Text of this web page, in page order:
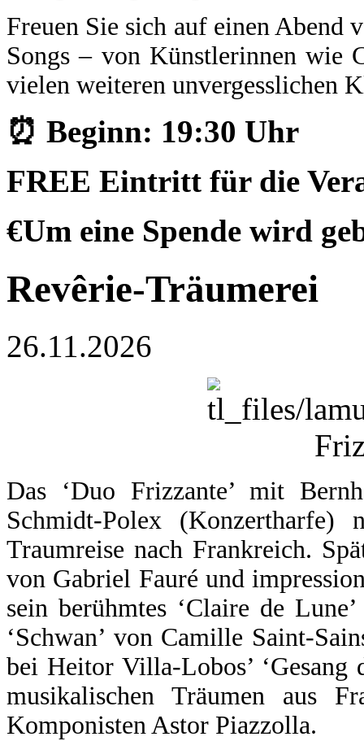
Freuen Sie sich auf einen Abend
Songs – von Künstlerinnen wie
vielen weiteren unvergesslichen
⏰ Beginn: 19:30 Uhr
FREE Eintritt für die
€Um eine Spende wird
Revêrie-Träumerei
26.11.2026
Das ‘Duo Frizzante’ mit
Schmidt-Polex
Traumreise nach Frankreich.
von Gabriel Fauré und
sein berühmtes ‘Claire de
‘Schwan’ von Camille Saint-
bei Heitor Villa-Lobos’ ‘Gesang
musikalischen Träumen aus
Komponisten Astor Piazzolla.